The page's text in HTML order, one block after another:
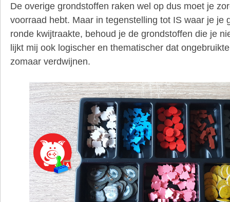
De overige grondstoffen raken wel op dus moet je
voorraad hebt. Maar in tegenstelling tot IS waar je je
ronde kwijtraakte, behoud je de grondstoffen die je
lijkt mij ook logischer en thematischer dat
zomaar verdwijnen.